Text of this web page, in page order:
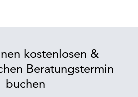
kostenlosen &
Beratungstermin
buchen